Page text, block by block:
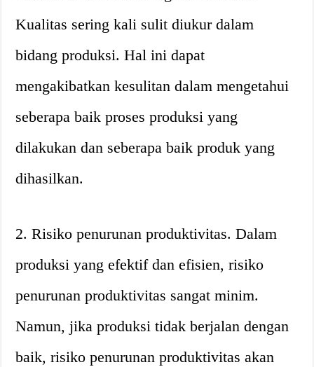
Kualitas sering kali sulit diukur dalam
bidang produksi. Hal ini dapat
mengakibatkan kesulitan dalam mengetahui
seberapa baik proses produksi yang
dilakukan dan seberapa baik produk yang
dihasilkan.
2. Risiko penurunan produktivitas. Dalam
produksi yang efektif dan efisien, risiko
penurunan produktivitas sangat minim.
Namun, jika produksi tidak berjalan dengan
baik, risiko penurunan produktivitas akan